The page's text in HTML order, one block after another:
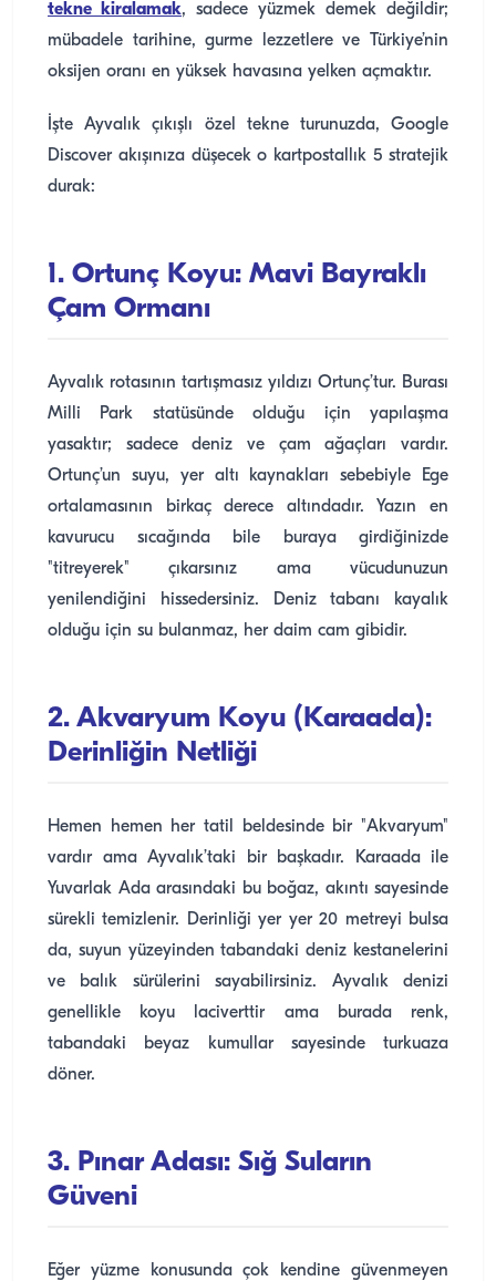
tekne kiralamak, sadece yüzmek demek değildir;
mübadele tarihine, gurme lezzetlere ve Türkiye’nin
oksijen oranı en yüksek havasına yelken açmaktır.
İşte Ayvalık çıkışlı özel tekne turunuzda, Google
Discover akışınıza düşecek o kartpostallık 5 stratejik
durak:
1. Ortunç Koyu: Mavi Bayraklı
Çam Ormanı
Ayvalık rotasının tartışmasız yıldızı Ortunç’tur. Burası
Milli Park statüsünde olduğu için yapılaşma
yasaktır; sadece deniz ve çam ağaçları vardır.
Ortunç’un suyu, yer altı kaynakları sebebiyle Ege
ortalamasının birkaç derece altındadır. Yazın en
kavurucu sıcağında bile buraya girdiğinizde
"titreyerek" çıkarsınız ama vücudunuzun
yenilendiğini hissedersiniz. Deniz tabanı kayalık
olduğu için su bulanmaz, her daim cam gibidir.
2. Akvaryum Koyu (Karaada):
Derinliğin Netliği
Hemen hemen her tatil beldesinde bir "Akvaryum"
vardır ama Ayvalık’taki bir başkadır. Karaada ile
Yuvarlak Ada arasındaki bu boğaz, akıntı sayesinde
sürekli temizlenir. Derinliği yer yer 20 metreyi bulsa
da, suyun yüzeyinden tabandaki deniz kestanelerini
ve balık sürülerini sayabilirsiniz. Ayvalık denizi
genellikle koyu laciverttir ama burada renk,
tabandaki beyaz kumullar sayesinde turkuaza
döner.
3. Pınar Adası: Sığ Suların
Güveni
Eğer yüzme konusunda çok kendine güvenmeyen